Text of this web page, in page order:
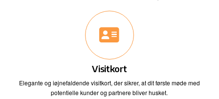
Visitkort
Elegante og iøjnefaldende visitkort, der sikrer, at dit første møde med
potentielle kunder og partnere bliver husket.